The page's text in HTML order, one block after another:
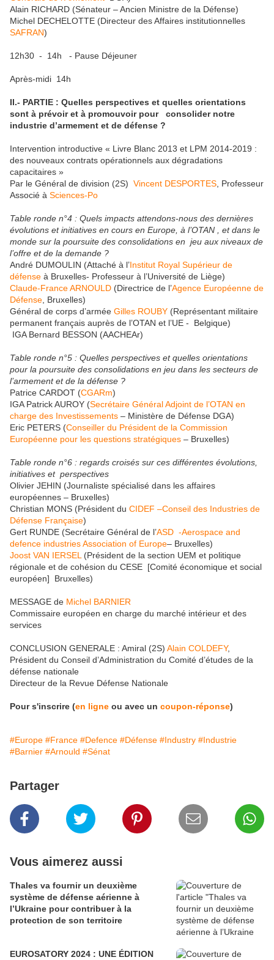
Alain RICHARD (Sénateur – Ancien Ministre de la Défense)
Michel DECHELOTTE (Directeur des Affaires institutionnelles
SAFRAN)
12h30 - 14h - Pause Déjeuner
Après-midi 14h
II.- PARTIE : Quelles perspectives et quelles orientations
sont à prévoir et à promouvoir pour consolider notre
industrie d’armement et de défense ?
Intervention introductive « Livre Blanc 2013 et LPM 2014-2019 :
des nouveaux contrats opérationnels aux dégradations
capacitaires »
Par le Général de division (2S) Vincent DESPORTES , Professeur
Associé à Sciences-Po
Table ronde n°4 : Quels impacts attendons-nous des dernières
évolutions et initiatives en cours en Europe, à l’OTAN , et dans le
monde sur la poursuite des consolidations en jeu aux niveaux de
l’offre et de la demande ?
André DUMOULIN (Attaché à l’Institut Royal Supérieur de
défense à Bruxelles- Professeur à l’Université de Liège)
Claude-France ARNOULD (Directrice de l’Agence Européenne de
Défense , Bruxelles)
Général de corps d’armée Gilles ROUBY (Représentant militaire
permanent français auprès de l’OTAN et l’UE - Belgique)
IGA Bernard BESSON (AACHEAr)
Table ronde n°5 : Quelles perspectives et quelles orientations
pour la poursuite des consolidations en jeu dans les secteurs de
l’armement et de la défense ?
Patrice CARDOT (CGARm)
IGA Patrick AUROY (Secrétaire Général Adjoint de l’OTAN en
charge des Investissements – Ministère de Défense DGA)
Eric PETERS (Conseiller du Président de la Commission
Européenne pour les questions stratégiques – Bruxelles)
Table ronde n°6 : regards croisés sur ces différentes évolutions,
initiatives et perspectives
Olivier JEHIN (Journaliste spécialisé dans les affaires
européennes – Bruxelles)
Christian MONS (Président du CIDEF –Conseil des Industries de
Défense Française)
Gert RUNDE (Secrétaire Général de l’ASD -Aerospace and
defence industries Association of Europe– Bruxelles)
Joost VAN IERSEL (Président de la section UEM et politique
régionale et de cohésion du CESE [Comité économique et social
européen] Bruxelles)
MESSAGE de Michel BARNIER
Commissaire européen en charge du marché intérieur et des
services
CONCLUSION GENERALE : Amiral (2S) Alain COLDEFY,
Président du Conseil d’Administration du Comité d’études de la
défense nationale
Directeur de la Revue Défense Nationale
Pour s'inscrire (en ligne ou avec un coupon-réponse)
#Europe #France #Defence #Défense #Industry #Industrie
#Barnier #Arnould #Sénat
Partager
Vous aimerez aussi
Thales va fournir un deuxième
système de défense aérienne à
l’Ukraine pour contribuer à la
protection de son territoire
EUROSATORY 2024 : UNE ÉDITION